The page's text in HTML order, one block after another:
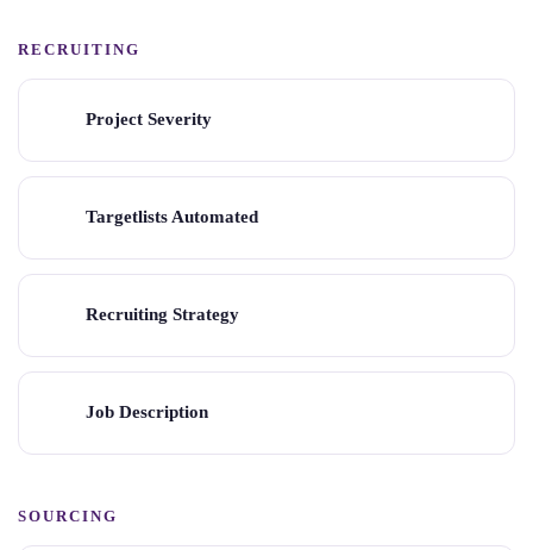
RECRUITING
Project Severity
Targetlists Automated
Recruiting Strategy
Job Description
SOURCING